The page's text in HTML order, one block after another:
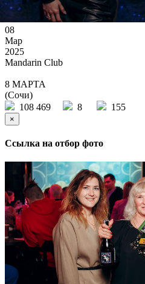
08
Мар
2025
Mandarin Club
8 МАРТА
(Сочи)
108 469
8 155
×
Ссылка на отбор фото